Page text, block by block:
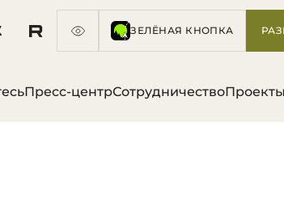
ЗЕЛЁНАЯ КНОПКА
Пресс-центрСотрудничествоПроекты